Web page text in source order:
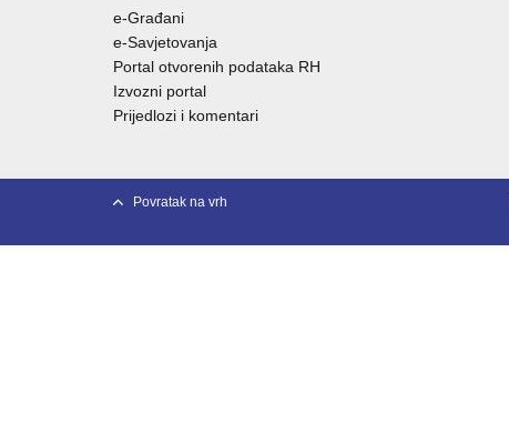
e-Građani
e-Savjetovanja
Portal otvorenih podataka RH
Izvozni portal
Prijedlozi i komentari
Povratak na vrh